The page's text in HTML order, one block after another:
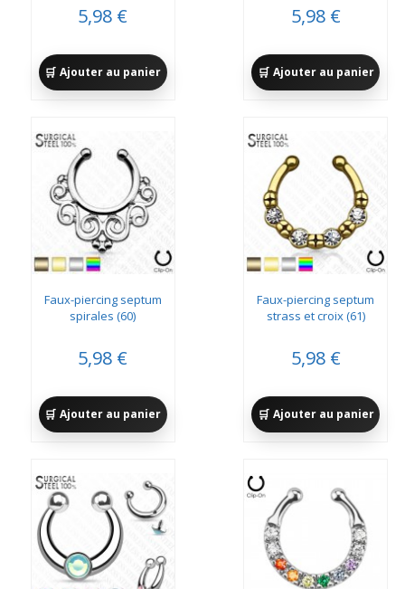
5,98 €
Ajouter au panier
5,98 €
Ajouter au panier
Faux-piercing septum
spirales (60)
5,98 €
Ajouter au panier
Faux-piercing septum
strass et croix (61)
5,98 €
Ajouter au panier